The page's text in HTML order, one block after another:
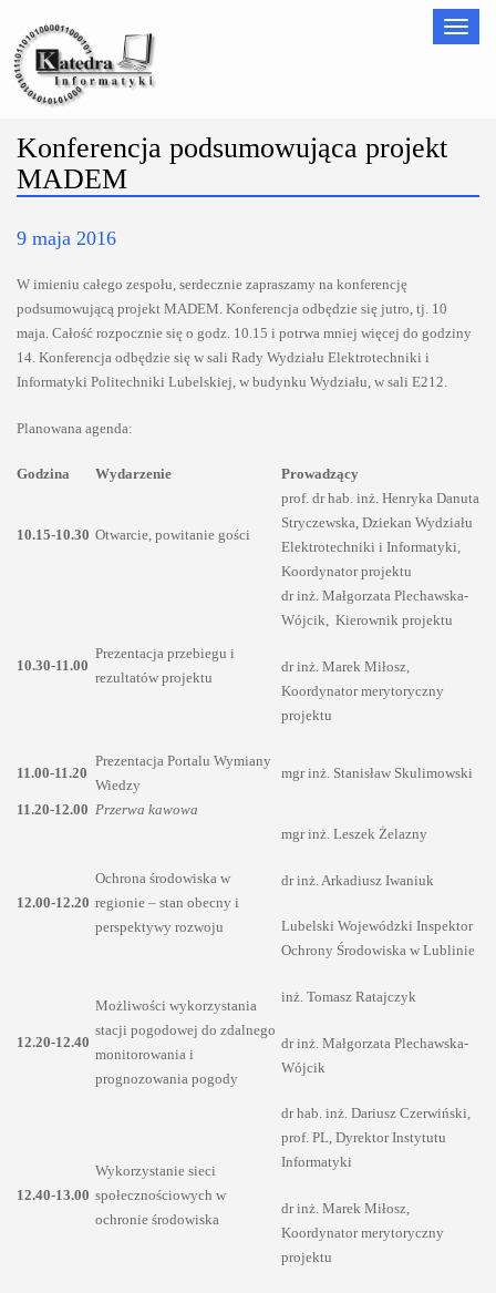
Konferencja podsumowująca projekt
MADEM
9 maja 2016
W imieniu całego zespołu, serdecznie zapraszamy na konferencję
podsumowującą projekt MADEM. Konferencja odbędzie się jutro, tj. 10
maja. Całość rozpocznie się o godz. 10.15 i potrwa mniej więcej do godziny
14. Konferencja odbędzie się w sali Rady Wydziału Elektrotechniki i
Informatyki Politechniki Lubelskiej, w budynku Wydziału, w sali E212.
Planowana agenda:
Godzina Wydarzenie Prowadzący
10.15-10.30 Otwarcie, powitanie gości
prof. dr hab. inż. Henryka Danuta
Stryczewska, Dziekan Wydziału
Elektrotechniki i Informatyki,
Koordynator projektu
10.30-11.00
Prezentacja przebiegu i
rezultatów projektu
dr inż. Małgorzata Plechawska-
Wójcik, Kierownik projektu
dr inż. Marek Miłosz,
Koordynator merytoryczny
projektu
11.00-11.20
Prezentacja Portalu Wymiany
Wiedzy
mgr inż. Stanisław Skulimowski
11.20-12.00 Przerwa kawowa
12.00-12.20
Ochrona środowiska w
regionie – stan obecny i
perspektywy rozwoju
mgr inż. Leszek Żelazny
dr inż. Arkadiusz Iwaniuk
Lubelski Wojewódzki Inspektor
Ochrony Środowiska w Lublinie
12.20-12.40
Możliwości wykorzystania
stacji pogodowej do zdalnego
monitorowania i
prognozowania pogody
inż. Tomasz Ratajczyk
dr inż. Małgorzata Plechawska-
Wójcik
12.40-13.00
Wykorzystanie sieci
społecznościowych w
ochronie środowiska
dr hab. inż. Dariusz Czerwiński,
prof. PL, Dyrektor Instytutu
Informatyki
dr inż. Marek Miłosz,
Koordynator merytoryczny
projektu